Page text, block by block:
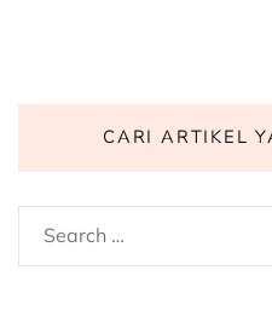
CARI ARTIKEL
Search
for: